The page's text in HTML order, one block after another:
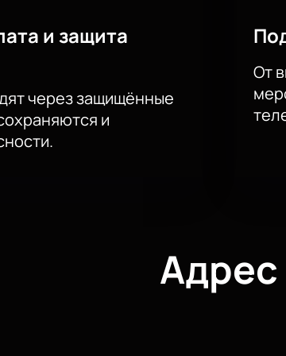
и защита
через защищённые
и
От
Адрес